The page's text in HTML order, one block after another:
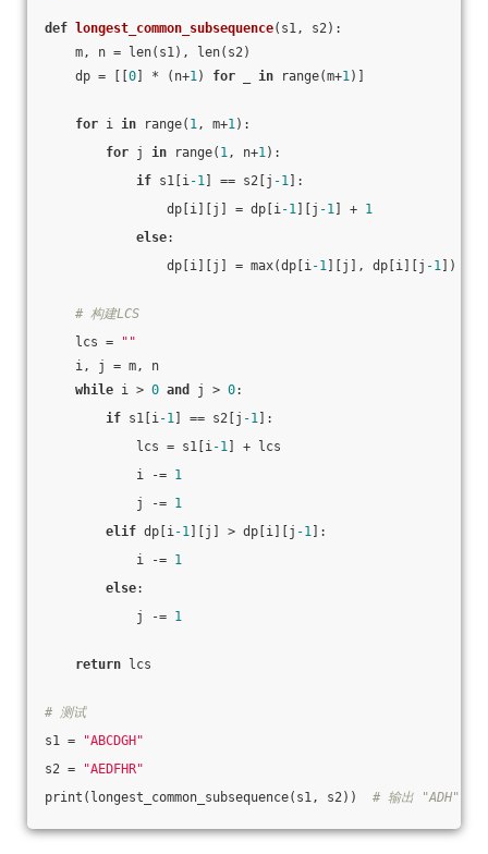
def longest_common_subsequence(s1, s2) :
m, n = len(s1), len(s2)
dp = [[ 0 ] * (n+1) for in range(m+1)]
for i in range( 1, m+1):
for j in range( 1, n+1):
if s1[i-1 ] == s2[j -1 ]:
dp[i][j] = dp[i-1 ][j -1 ] + 1
else:
dp[i][j] = max(dp[i-1 ][j], dp[i][j -1 ])
# 构建LCS
lcs =
""
i, j = m, n
while i > 0 and j > 0:
if s1[i-1 ] == s2[j -1 ]:
lcs = s1[i-1 ] + lcs
i -= 1
j -= 1
elif dp[i-1 ][j] > dp[i][j -1 ]:
i -= 1
else:
j -= 1
return lcs
# 测试
s1 =
"ABCDGH"
s2 =
"AEDFHR"
print(longest_common_subsequence(s1, s2)) # 输出 "ADH"